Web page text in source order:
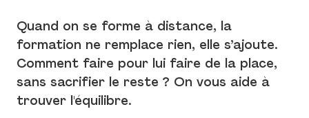
Quand on se forme à distance, la
formation ne remplace rien, elle s’ajoute.
Comment faire pour lui faire de la place,
sans sacrifier le reste ? On vous aide à
trouver l'équilibre.